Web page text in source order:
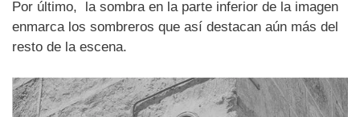
Por último, la sombra en la parte inferior de la imagen
enmarca los sombreros que así destacan aún más del
resto de la escena.